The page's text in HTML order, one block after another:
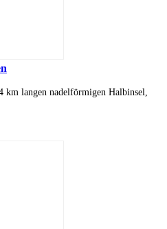
km langen nadelförmigen Halbinsel,